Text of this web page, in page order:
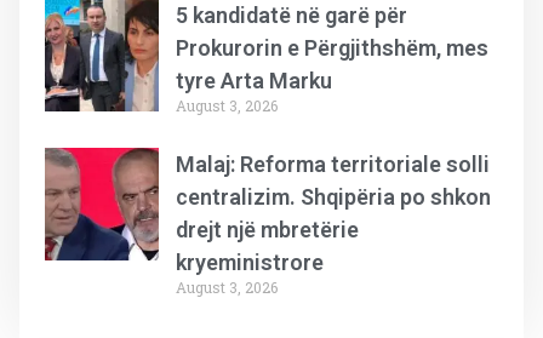
5 kandidatë në garë për
Prokurorin e Përgjithshëm, mes
tyre Arta Marku
August 3, 2026
Malaj: Reforma territoriale solli
centralizim. Shqipëria po shkon
drejt një mbretërie
kryeministrore
August 3, 2026